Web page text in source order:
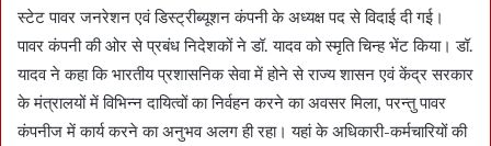
स्टेट पावर जनरेशन एवं डिस्ट्रीब्यूशन कंपनी के अध्यक्ष पद से विदाई दी गई।
पावर कंपनी की ओर से प्रबंध निदेशकों ने डॉ. यादव को स्मृति चिन्ह भेंट किया। डॉ.
यादव ने कहा कि भारतीय प्रशासनिक सेवा में होने से राज्य शासन एवं केंद्र सरकार
के मंत्रालयों में विभिन्न दायित्वों का निर्वहन करने का अवसर मिला, परन्तु पावर
कंपनीज में कार्य करने का अनुभव अलग ही रहा। यहां के अधिकारी-कर्मचारियों की